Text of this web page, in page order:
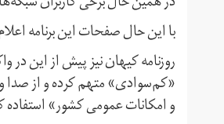
با این حال صفحات این برنامه
روزنامه کیهان نیز پیش از این در
«‌کم‌سوادی» متهم کرده و از صدا و
و امکانات عمومی کشور» استفاده